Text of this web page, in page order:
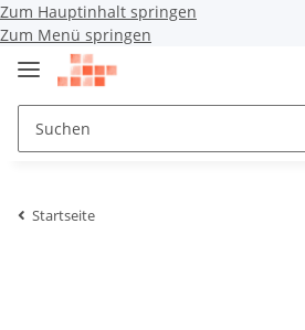
Zum Hauptinhalt springen
Zum Menü springen
Startseite